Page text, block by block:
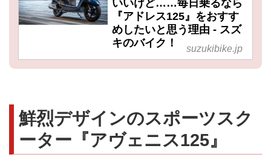
いいけど……毎日乗るなら
『アドレス125』をおすす
めしたいと思う理由 - スズ
キのバイク！
suzukibike.jp
鮮烈デザインのスポーツスク
ーター『アヴェニス125』